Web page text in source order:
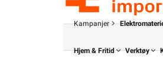
Kampanjer
Hjem & Fritid Verktøy